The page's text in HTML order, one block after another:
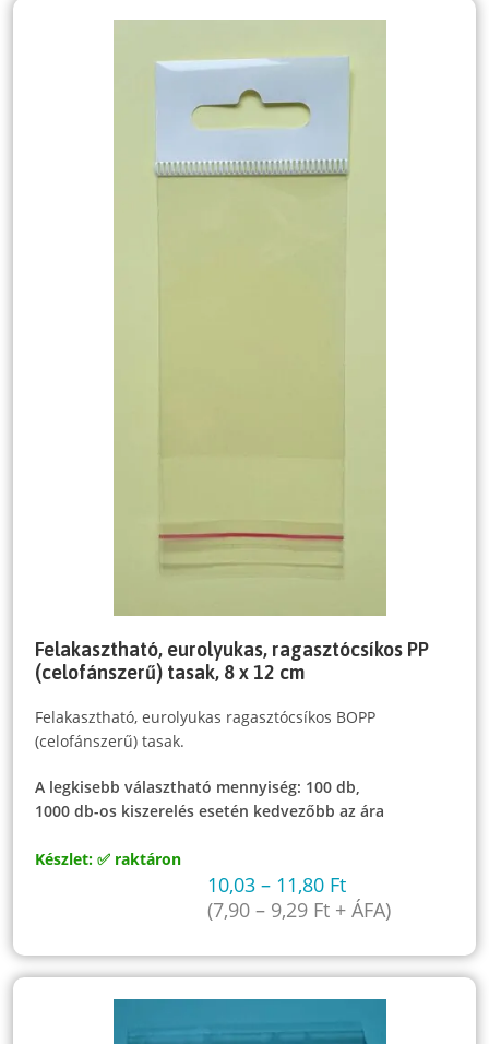
Felakasztható, eurolyukas, ragasztócsíkos PP
(celofánszerű) tasak, 8 x 12 cm
Felakasztható, eurolyukas ragasztócsíkos BOPP
(celofánszerű) tasak.
A legkisebb választható mennyiség: 100 db,
1000 db-os kiszerelés esetén kedvezőbb az ára
Készlet: ✅ raktáron
10,03 – 11,80 Ft
(7,90 – 9,29 Ft+ ÁFA)